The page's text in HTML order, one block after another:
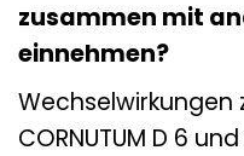
zusammen mit
einnehmen?
Wechselwirkungen
CORNUTUM D 6